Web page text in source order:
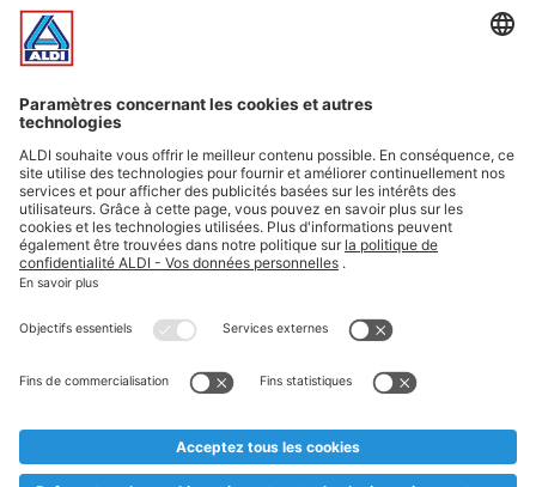
Offres
Infos essentielles
Suivez ALDI Belgique
Textes marqués d'un astérisque et mentions légales
* Nous vendons ces articles temporairement et jusqu'à
au cas où, malgré le planning bien étudié, nous serions
prématurément en rupture de stock. Prix Recupel et TVA incl.
** Sur ce site, l’utilisation de la forme masculine a été adoptée